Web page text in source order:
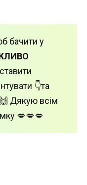
бачити у
👇та
Дякую всім
💋💋💋